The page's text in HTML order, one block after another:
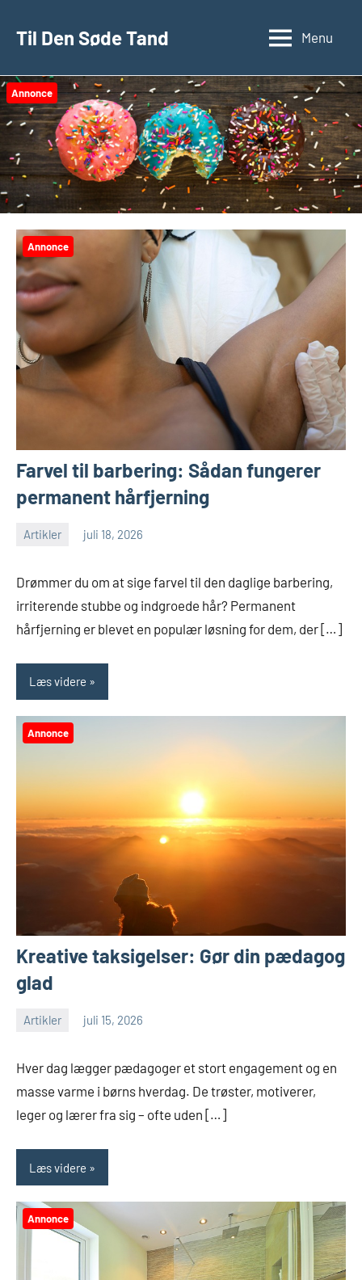
Til Den Søde Tand Menu
Annonce
Annonce
Farvel til barbering: Sådan fungerer
permanent hårfjerning
Artikler juli 18, 2026
Drømmer du om at sige farvel til den daglige barbering,
irriterende stubbe og indgroede hår? Permanent
hårfjerning er blevet en populær løsning for dem, der […]
Læs videre
Annonce
Kreative taksigelser: Gør din pædagog
glad
Artikler juli 15, 2026
Hver dag lægger pædagoger et stort engagement og en
masse varme i børns hverdag. De trøster, motiverer,
leger og lærer fra sig – ofte uden […]
Læs videre
Annonce